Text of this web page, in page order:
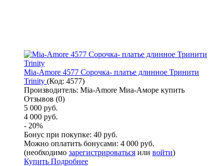
Mia-Amore 4577 Сорочка- платье длинное Тринити
Trinity (Код: 4577)
Производитель: Mia-Amore Миа-Аморе купить
Отзывов (0)
5 000 руб.
4 000 руб.
- 20%
Бонус при покупке: 40 руб.
Можно оплатить бонусами: 4 000 руб.
(необходимо зарегистрироваться или войти)
Купить Подробнее